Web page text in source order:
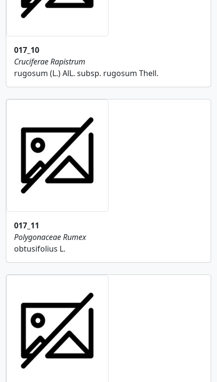
017_10
CruciferaeRapistrum
rugosum (L.) AlL. subsp. rugosum Thell.
017_11
PolygonaceaeRumex
obtusifolius L.